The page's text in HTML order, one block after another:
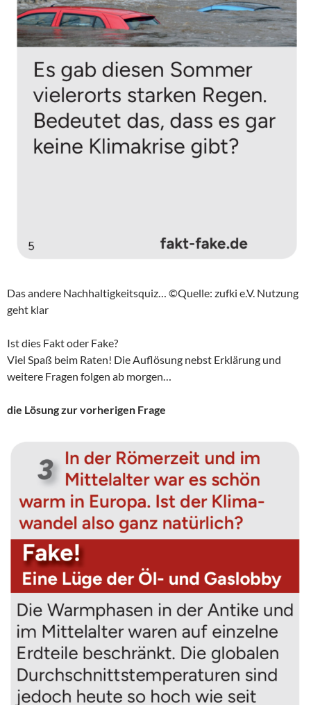
Das andere Nachhaltigkeitsquiz… ©Quelle: zufki e.V. Nutzung
geht klar
Ist dies Fakt oder Fake?
Viel Spaß beim Raten! Die Auflösung nebst Erklärung und
weitere Fragen folgen ab morgen…
die Lösung zur vorherigen Frage